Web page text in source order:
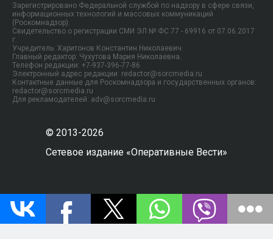
Зарегистрировано Федеральной службой по надзору в сфере связи,
информационных технологий и массовых коммуникаций
(Роскомнадзор).
Свидетельство о регистрации СМИ ЭЛ № ФС 77 - 69916 от 07.06.2017
г.
Учредитель: Харитонов Константин Николаевич.
Главный редактор: Чухутова Мария Николаевна.
Телефон редакции: +7-937-396-77-86
Электронный адрес редакции: redactor@sorcmedia.ru
Контактные данные для Роскомнадзора и государственных органов:
redactor@sorcmedia.ru
Для рекламодателей: adv@sorcmedia.ru
© 2013-2026
Сетевое издание «Оперативные Вести»